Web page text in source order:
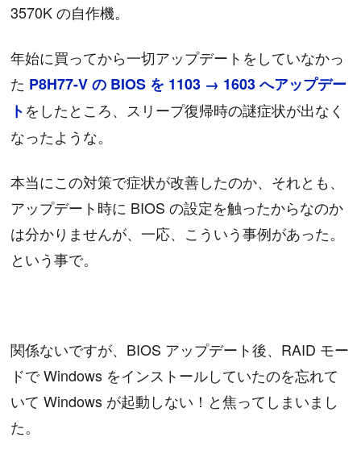
3570K の自作機。
年始に買ってから一切アップデートをしていなかっ
た P8H77-V の BIOS を 1103 → 1603 へアップデー
トをしたところ、スリープ復帰時の謎症状が出なく
なったような。
本当にこの対策で症状が改善したのか、それとも、
アップデート時に BIOS の設定を触ったからなのか
は分かりませんが、一応、こういう事例があった。
という事で。
関係ないですが、BIOS アップデート後、RAID モー
ドで Windows をインストールしていたのを忘れて
いて Windows が起動しない！と焦ってしまいまし
た。